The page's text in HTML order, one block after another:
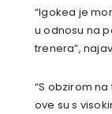
“Igokea je
u odnosu na
trenera”,
“S obzirom
ove su s